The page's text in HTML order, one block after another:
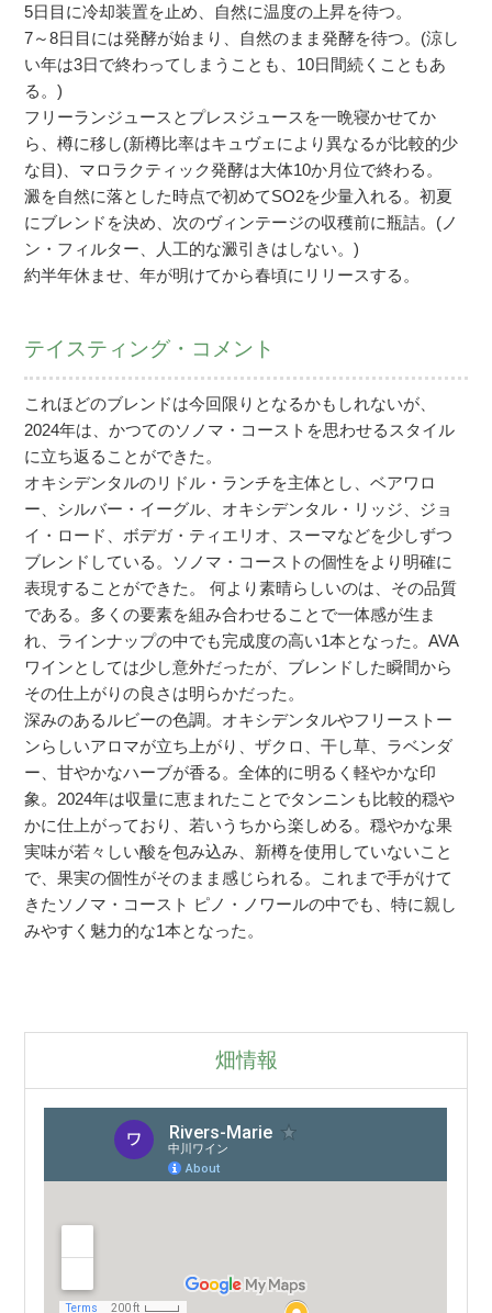
5日目に冷却装置を止め、自然に温度の上昇を待つ。
7～8日目には発酵が始まり、自然のまま発酵を待つ。(涼し
い年は3日で終わってしまうことも、10日間続くこともあ
る。)
フリーランジュースとプレスジュースを一晩寝かせてか
ら、樽に移し(新樽比率はキュヴェにより異なるが比較的少
な目)、マロラクティック発酵は大体10か月位で終わる。
澱を自然に落とした時点で初めてSO2を少量入れる。初夏
にブレンドを決め、次のヴィンテージの収穫前に瓶詰。(ノ
ン・フィルター、人工的な澱引きはしない。)
約半年休ませ、年が明けてから春頃にリリースする。
テイスティング・コメント
これほどのブレンドは今回限りとなるかもしれないが、
2024年は、かつてのソノマ・コーストを思わせるスタイル
に立ち返ることができた。
オキシデンタルのリドル・ランチを主体とし、ベアワロ
ー、シルバー・イーグル、オキシデンタル・リッジ、ジョ
イ・ロード、ボデガ・ティエリオ、スーマなどを少しずつ
ブレンドしている。ソノマ・コーストの個性をより明確に
表現することができた。 何より素晴らしいのは、その品質
である。多くの要素を組み合わせることで一体感が生ま
れ、ラインナップの中でも完成度の高い1本となった。AVA
ワインとしては少し意外だったが、ブレンドした瞬間から
その仕上がりの良さは明らかだった。
深みのあるルビーの色調。オキシデンタルやフリーストー
ンらしいアロマが立ち上がり、ザクロ、干し草、ラベンダ
ー、甘やかなハーブが香る。全体的に明るく軽やかな印
象。2024年は収量に恵まれたことでタンニンも比較的穏や
かに仕上がっており、若いうちから楽しめる。穏やかな果
実味が若々しい酸を包み込み、新樽を使用していないこと
で、果実の個性がそのまま感じられる。これまで手がけて
きたソノマ・コースト ピノ・ノワールの中でも、特に親し
みやすく魅力的な1本となった。
畑情報